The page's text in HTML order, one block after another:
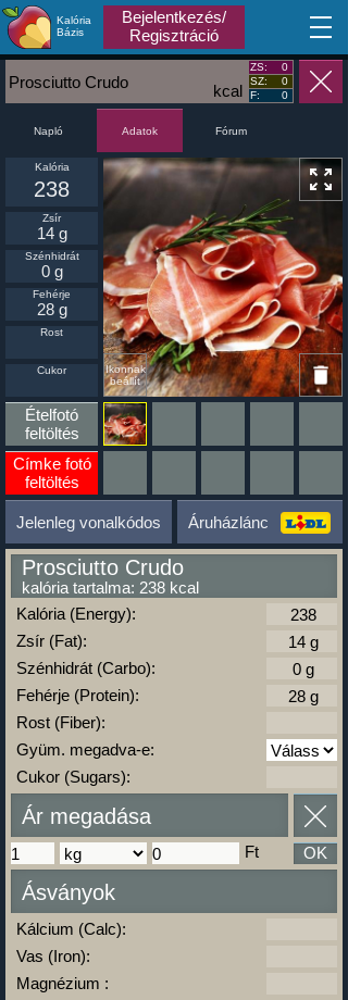
Kalória
Bázis
Bejelentkezés/
Regisztráció
MA
kcal
Prosciutto Crudo
ZS:
0
SZ:
0
F:
0
Napló Adatok Fórum
Ikonnak
beállít
Kalória
238
Zsír
14 g
Szénhidrát
0 g
Fehérje
28 g
Rost
Cukor
Ételfotó
feltöltés
Címke fotó
feltöltés
Jelenleg vonalkódos Áruházlánc
Prosciutto Crudo
kalória tartalma: 238 kcal
Kalória (Energy):
Zsír (Fat):
Szénhidrát (Carbo):
Fehérje (Protein):
Rost (Fiber):
Gyüm. megadva-e:
Cukor (Sugars):
Ár megadása
Ft OK
Ásványok
Kálcium (Calc):
Vas (Iron):
Magnézium :